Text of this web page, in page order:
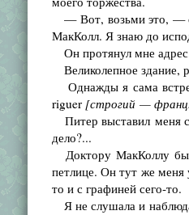
— Вот, возьми это, —
МакКолл. Я знаю до
Он протянул мне
Великолепное здание,
Однажды я сама
riguer [строгий —
Питер выставил меня
дело?...
Доктору МакКоллу
петлице. Он тут же меня
то и с графиней сего-то.
Я не слушала и